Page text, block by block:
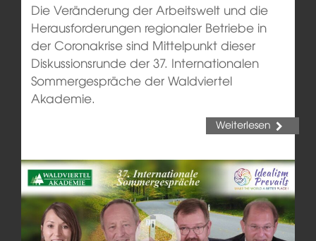
Die Veränderung der Arbeitswelt und die
Herausforderungen regionaler Betriebe in
der Coronakrise sind Mittelpunkt dieser
Diskussionsrunde der 37. Internationalen
Sommergespräche der Waldviertel
Akademie.
Weiterlesen